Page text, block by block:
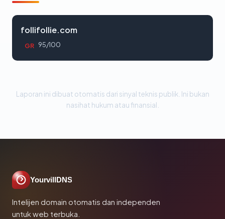
follifollie.com
GR 95/100
Laporan ini dibuat otomatis dari sinyal teknis publik. Ini bukan
nasihat hukum atau finansial.
YourvillDNS
Intelijen domain otomatis dan independen
untuk web terbuka.